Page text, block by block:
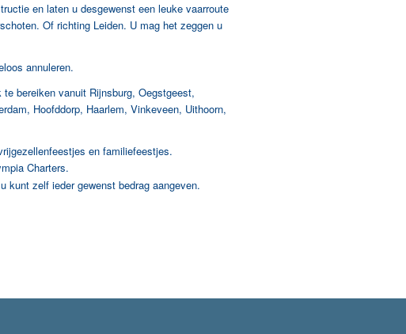
en laten u desgewenst een leuke vaarroute
Of richting Leiden. U mag het zeggen u
annuleren.
bereiken vanuit Rijnsburg, Oegstgeest,
Hoofddorp, Haarlem, Vinkeveen, Uithoorn,
en familiefeestjes.
Charters.
u kunt zelf ieder gewenst bedrag aangeven.